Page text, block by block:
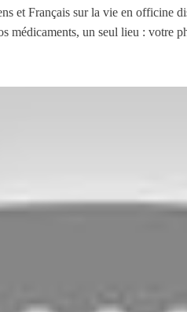
et Français sur la vie en officine
médicaments, un seul lieu : votre